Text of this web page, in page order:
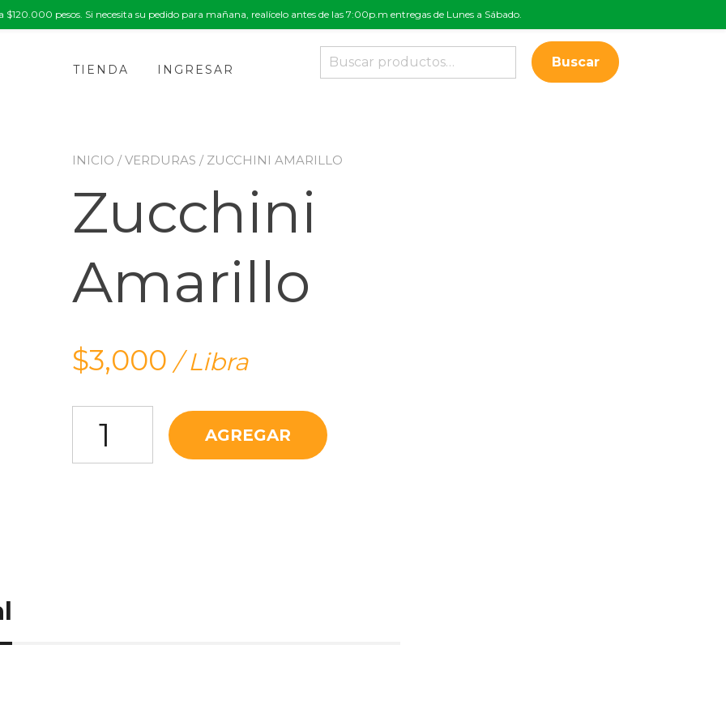
TIENDA INGRESAR
Buscar
por:
Buscar
INICIO /VERDURAS / ZUCCHINI AMARILLO
Zucchini
Amarillo
$3,000 / Libra
Zucchini Amarillo cantidad
AGREGAR
pesos. Si necesita su pedido para mañana, realícelo antes de las 7:00p.m entregas de Lunes a Sábado.